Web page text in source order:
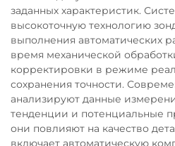
заданных характеристик.
высокоточную технологию
выполнения автоматических
время механической
корректировки в режиме
сохранения точности.
анализируют данные
тенденции и потенциальные
они повлияют на качество
включает автоматическую